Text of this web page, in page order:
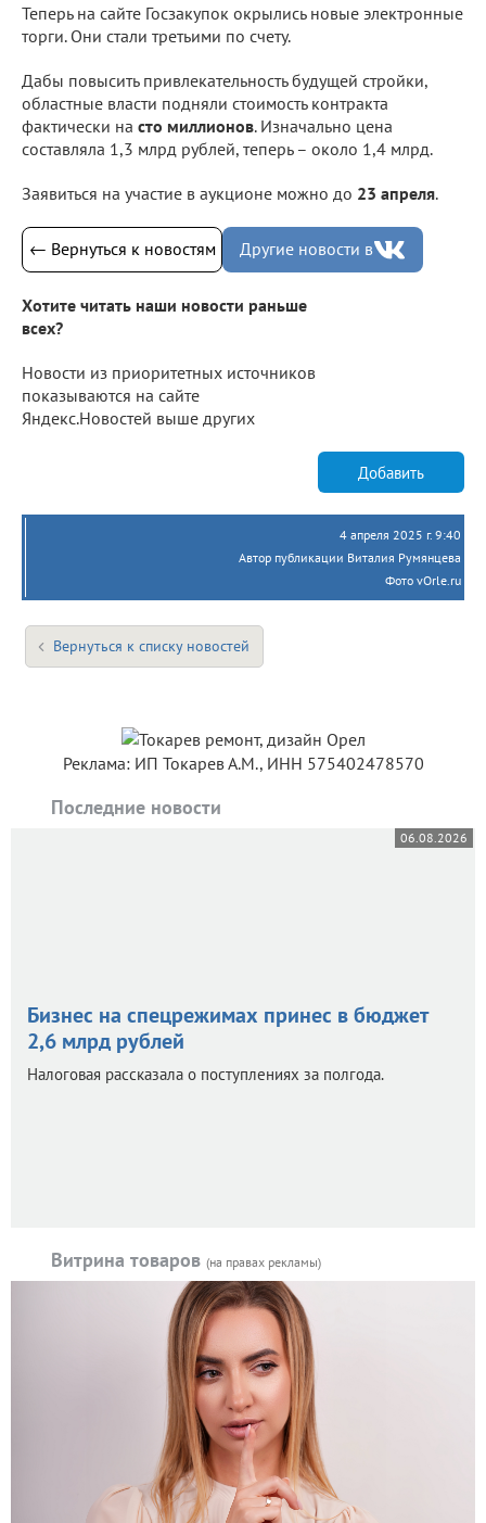
Теперь на сайте Госзакупок окрылись новые электронные
торги. Они стали третьими по счету.
Дабы повысить привлекательность будущей стройки,
областные власти подняли стоимость контракта
фактически на сто миллионов. Изначально цена
составляла 1,3 млрд рублей, теперь – около 1,4 млрд.
Заявиться на участие в аукционе можно до 23 апреля.
← Вернуться к новостям Другие новости в
Хотите читать наши новости раньше
всех?
Новости из приоритетных источников
показываются на сайте
Яндекс.Новостей выше других
Добавить
4 апреля 2025 г. 9:40
Автор публикации Виталия Румянцева
Фото vOrle.ru
Вернуться к списку новостей
Реклама: ИП Токарев А.М., ИНН 575402478570
Последние новости
06.08.2026
Бизнес на спецрежимах принес в бюджет
2,6 млрд рублей
Налоговая рассказала о поступлениях за полгода.
Витрина товаров (на правах рекламы)